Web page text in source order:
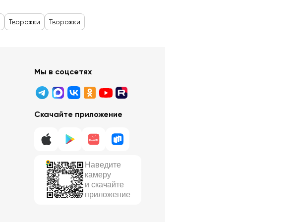
Творожки Творожки
Мы в соцсетях
Скачайте приложение
Наведите
камеру
и скачайте
приложение